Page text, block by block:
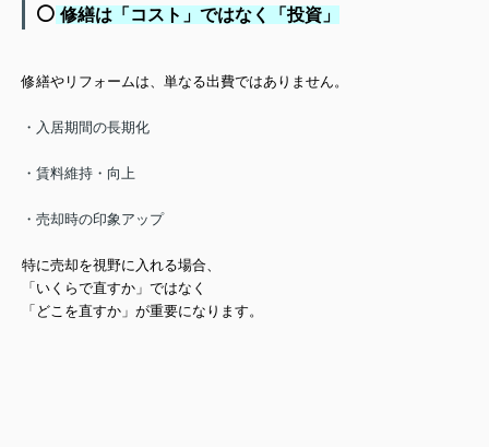
⚪️ 修繕は「コスト」ではなく「投資」
修繕やリフォームは、 単なる出費ではありません。
・入居期間の長期化
・賃料維持・向上
・売却時の印象アップ
特に売却を視野に入れる場合、
「いくらで直すか」ではなく
「どこを直すか」が重要になります。